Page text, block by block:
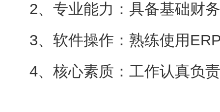
2、专业能力：具备基础财
3、软件操作：熟练使用
4、核心素质：工作认真负